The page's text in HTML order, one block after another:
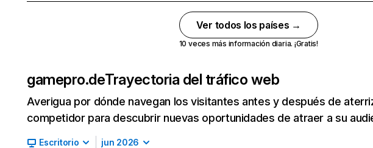
Ver todos los países →
10 veces más información diaria. ¡Gratis!
gamepro.deTrayectoria del tráfico web
Averigua por dónde navegan los visitantes antes y después de
competidor para descubrir nuevas oportunidades de atraer a su
Escritorio jun 2026